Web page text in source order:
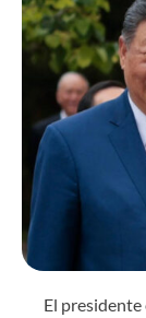
El